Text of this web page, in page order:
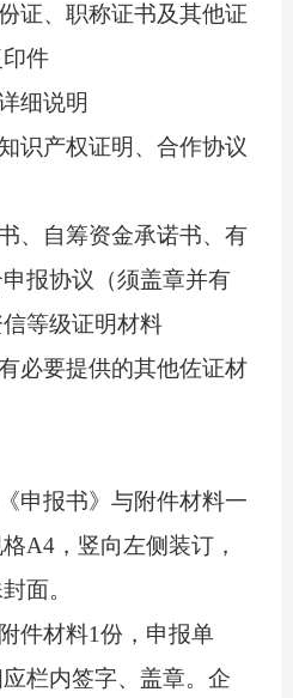
证、职称证书及其他证
件
细说明
识产权证明、合作协议
、自筹资金承诺书、有
报协议（须盖章并有
等级证明材料
必要提供的其他佐证材
《申报书》与附件材料一
A4，竖向左侧装订，
封面。
附件材料1份 ， 申报单
栏内签字、盖章。企